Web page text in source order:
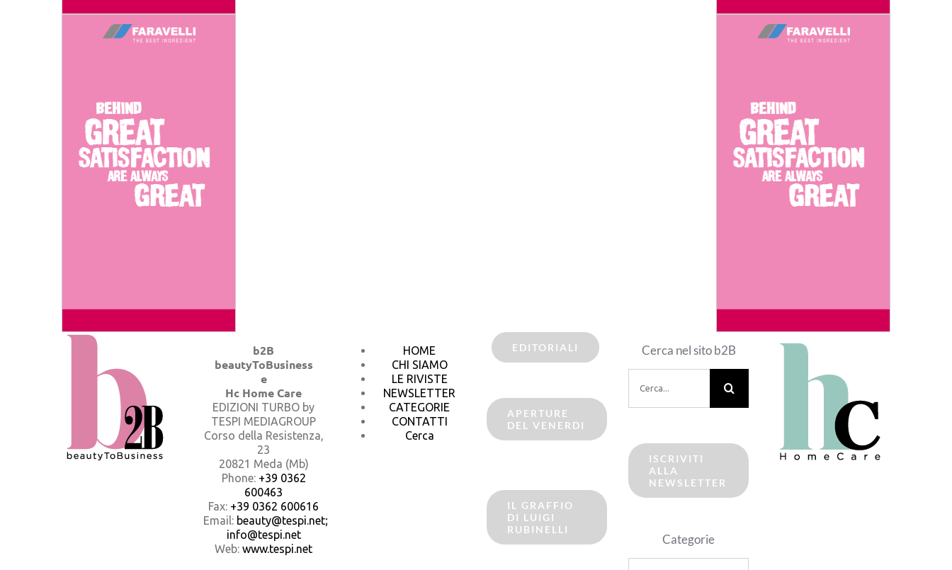
b2B
beautyToBusiness
e
Hc Home Care
EDIZIONI TURBO by
TESPI MEDIAGROUP
Corso della Resistenza,
23
20821 Meda (Mb)
Phone: +39 0362
600463
Fax: +39 0362 600616
Email: beauty@tespi.net;
info@tespi.net
Web: www.tespi.net
HOME
CHI SIAMO
LE RIVISTE
NEWSLETTER
CATEGORIE
CONTATTI
Cerca
EDITORIALI
APERTURE
DEL VENERDI
IL GRAFFIO
DI LUIGI
RUBINELLI
Cerca nel sito b2B
per:
ISCRIVITI
ALLA
NEWSLETTER
Categorie